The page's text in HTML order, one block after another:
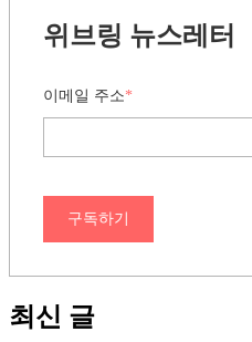
위브링 뉴스레터
이메일 주소*
구독하기
최신 글